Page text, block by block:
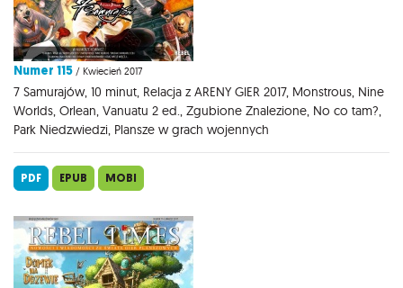
Numer 115 / Kwiecień 2017
7 Samurajów, 10 minut, Relacja z ARENY GIER 2017, Monstrous, Nine
Worlds, Orlean, Vanuatu 2 ed., Zgubione Znalezione, No co tam?,
Park Niedzwiedzi, Plansze w grach wojennych
PDF EPUB MOBI